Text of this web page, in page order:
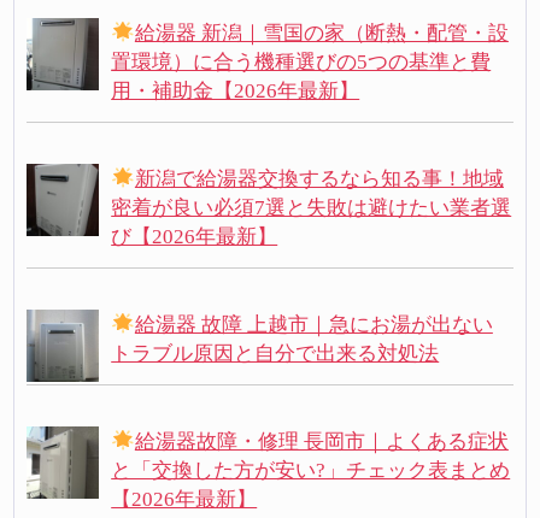
給湯器 新潟｜雪国の家（断熱・配管・設
置環境）に合う機種選びの5つの基準と費
用・補助金【2026年最新】
新潟で給湯器交換するなら知る事！地域
密着が良い必須7選と失敗は避けたい業者選
び【2026年最新】
給湯器 故障 上越市｜急にお湯が出ない
トラブル原因と自分で出来る対処法
給湯器故障・修理 長岡市｜よくある症状
と「交換した方が安い?」チェック表まとめ
【2026年最新】